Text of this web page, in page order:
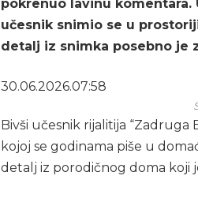
pokrenuo lavinu
učesnik snimio se u
detalj iz snimka posebno je
30.06.2026.07:58
Bivši učesnik rijalitija “Zadruga
kojoj se godinama piše u
detalj iz porodičnog doma koji